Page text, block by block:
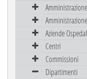
Aziende
Centri
Commissioni
Dipartimenti